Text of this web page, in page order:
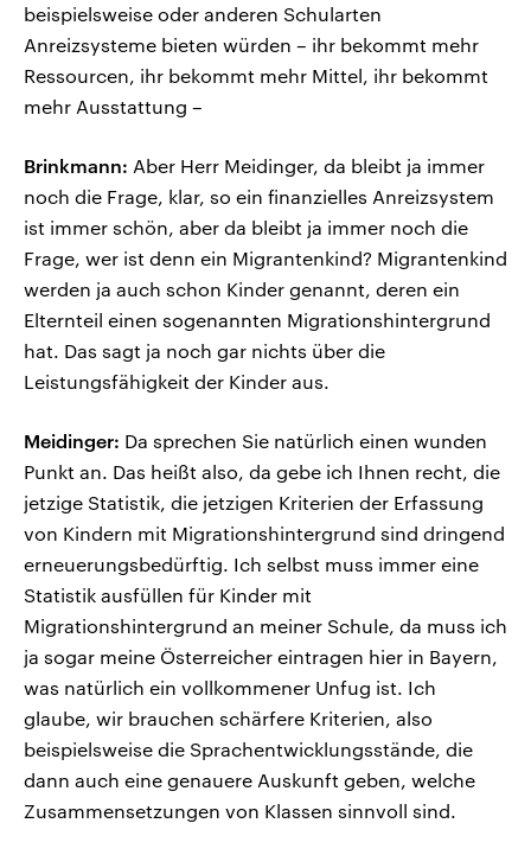
beispielsweise oder anderen Schularten
Anreizsysteme bieten würden – ihr bekommt mehr
Ressourcen, ihr bekommt mehr Mittel, ihr bekommt
mehr Ausstattung –
Brinkmann: Aber Herr Meidinger, da bleibt ja immer
noch die Frage, klar, so ein finanzielles Anreizsystem
ist immer schön, aber da bleibt ja immer noch die
Frage, wer ist denn ein Migrantenkind? Migrantenkind
werden ja auch schon Kinder genannt, deren ein
Elternteil einen sogenannten Migrationshintergrund
hat. Das sagt ja noch gar nichts über die
Leistungsfähigkeit der Kinder aus.
Meidinger: Da sprechen Sie natürlich einen wunden
Punkt an. Das heißt also, da gebe ich Ihnen recht, die
jetzige Statistik, die jetzigen Kriterien der Erfassung
von Kindern mit Migrationshintergrund sind dringend
erneuerungsbedürftig. Ich selbst muss immer eine
Statistik ausfüllen für Kinder mit
Migrationshintergrund an meiner Schule, da muss ich
ja sogar meine Österreicher eintragen hier in Bayern,
was natürlich ein vollkommener Unfug ist. Ich
glaube, wir brauchen schärfere Kriterien, also
beispielsweise die Sprachentwicklungsstände, die
dann auch eine genauere Auskunft geben, welche
Zusammensetzungen von Klassen sinnvoll sind.